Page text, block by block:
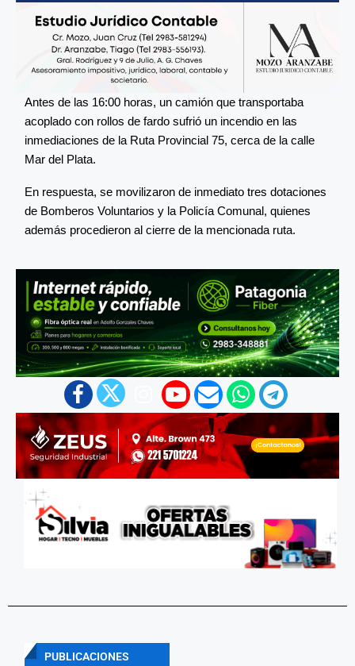
Antes de las 16:00 horas, un camión que transportaba
acoplado con rollos de fardo sufrió un incendio en las
inmediaciones de la Ruta Provincial 75, cerca de la calle
Mar del Plata.
En respuesta, se movilizaron de inmediato tres dotaciones
de Bomberos Voluntarios y la Policía Comunal, quienes
además procedieron al cierre de la mencionada ruta.
PUBLICACIONES